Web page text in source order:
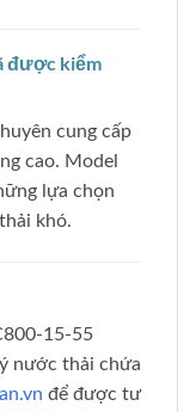
được kiểm
cung cấp
cao. Model
lựa chọn
khó.
15-55
nước thải chứa
để được tư